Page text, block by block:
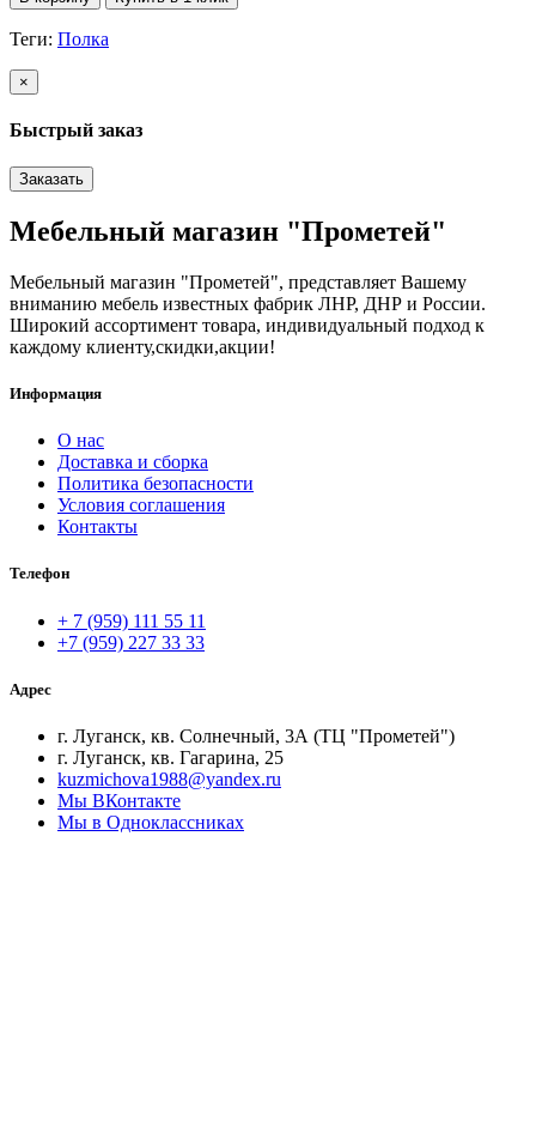
Теги: Полка
×
Быстрый заказ
Заказать
Мебельный магазин "Прометей"
Мебельный магазин "Прометей", представляет Вашему
вниманию мебель известных фабрик ЛНР, ДНР и России.
Широкий ассортимент товара, индивидуальный подход к
каждому клиенту,скидки,акции!
Информация
О нас
Доставка и сборка
Политика безопасности
Условия соглашения
Контакты
Телефон
+ 7 (959) 111 55 11
+7 (959) 227 33 33
Адрес
г. Луганск, кв. Солнечный, 3А (ТЦ "Прометей")
г. Луганск, кв. Гагарина, 25
kuzmichova1988@yandex.ru
Мы ВКонтакте
Мы в Одноклассниках